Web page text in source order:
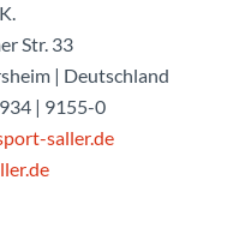
Str. 33
| Deutschland
| 9155-0
saller.de